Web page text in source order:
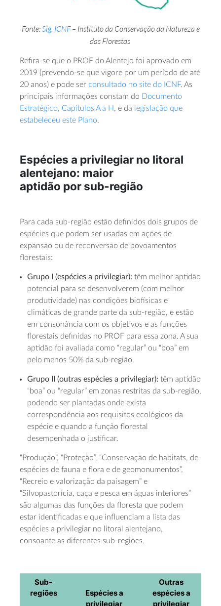
Fonte:Sig, ICNF– Instituto da Conservação da Natureza e
das Florestas
Refira-se que o PROF do Alentejo foi aprovado em
2019 (prevendo-se que vigore por um período de até
20 anos) e pode ser consultado no site do ICNF. As
principais informações constam do Documento
Estratégico, Capítulos Aa H, e da legislação que
estabeleceu este Plano.
Espécies a privilegiar no litoral
alentejano: maior
aptidão por sub-região
Para cada sub-região estão definidos dois grupos de
espécies que podem ser usadas em ações de
expansão ou de reconversão de povoamentos
florestais:
Grupo I (espécies a privilegiar): têm melhor aptidão
potencial para se desenvolverem (com melhor
produtividade) nas condições biofísicas e
climáticas de grande parte da sub-região, e estão
em consonância com os objetivos e as funções
florestais definidas no PROF para essa zona. A sua
aptidão foi avaliada como “regular” ou “boa” em
pelo menos 50% da sub-região.
Grupo II (outras espécies a privilegiar): têm aptidão
“boa” ou “regular” em zonas restritas da sub-região,
podendo ser plantadas onde exista
correspondência aos requisitos ecológicos da
espécie e quando a função florestal
desempenhada o justificar.
“Produção”, “Proteção”, “Conservação de habitats, de
espécies de fauna e flora e de geomonumentos”,
“Recreio e valorização da paisagem” e
“Silvopastorícia, caça e pesca em águas interiores”
são algumas das funções da floresta que podem
estar identificadas e que influenciam a lista das
espécies a privilegiar no litoral alentejano,
consoante as diferentes sub-regiões.
Sub-
regiões
Espécies a
privilegiar
Outras
espécies a
privilegiar